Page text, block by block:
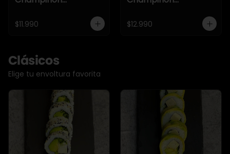
$11.990 $12.990
Clásicos
Elige tu envoltura favorita